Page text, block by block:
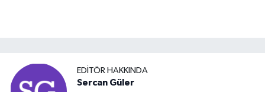
EDITÖR HAKKINDA
Sercan Güler